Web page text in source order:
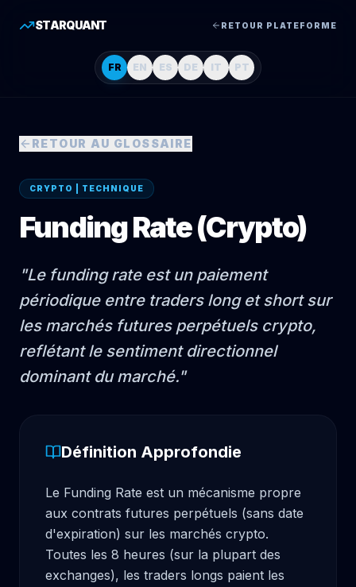
STARQUANT RETOUR PLATEFORME
FR EN ES DE IT PT
RETOUR AU GLOSSAIRE
CRYPTO | TECHNIQUE
Funding Rate (Crypto)
"Le funding rate est un paiement
périodique entre traders long et short sur
les marchés futures perpétuels crypto,
reflétant le sentiment directionnel
dominant du marché."
Définition Approfondie
Le Funding Rate est un mécanisme propre
aux contrats futures perpétuels (sans date
d'expiration) sur les marchés crypto.
Toutes les 8 heures (sur la plupart des
exchanges), les traders longs paient les